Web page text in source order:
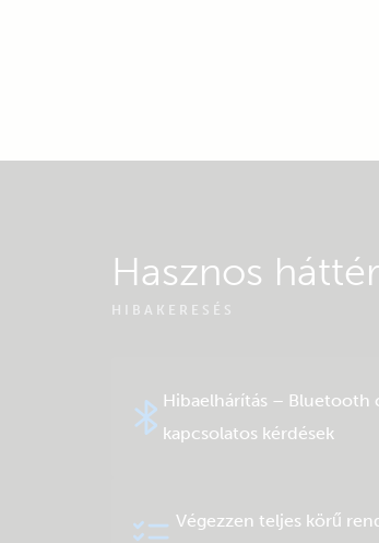
Hasznos
HIBAKERESÉS
Hibaelhárítás – Bluetooth
kapcsolatos kérdések
Végezzen teljes körű